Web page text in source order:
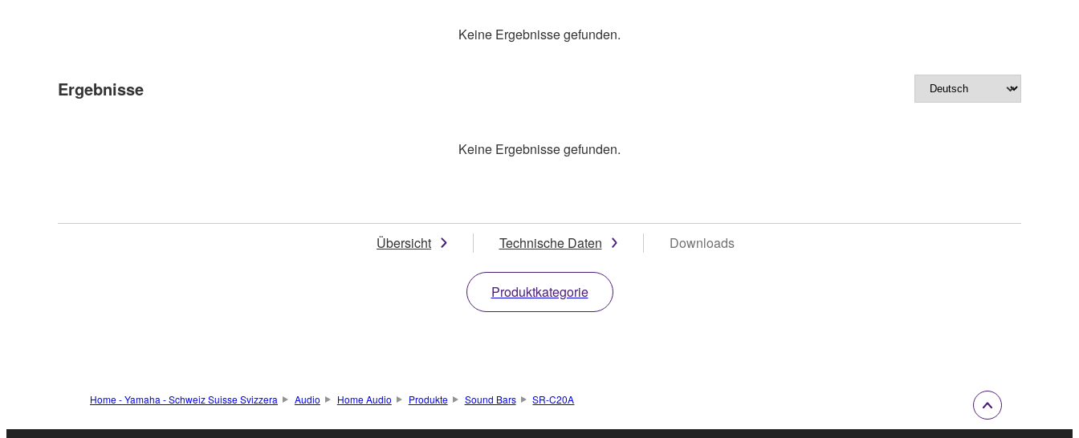
Keine Ergebnisse gefunden.
Ergebnisse
Keine Ergebnisse gefunden.
Übersicht Technische Daten Downloads
Produktkategorie
Home - Yamaha - Schweiz Suisse Svizzera Audio Home Audio Produkte Sound Bars SR-C20A